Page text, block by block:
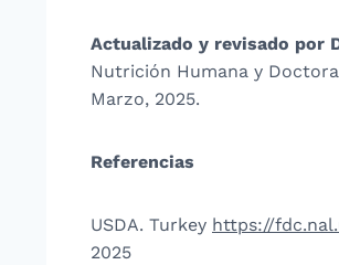
Actualizado y revisado por
Nutrición Humana y
Marzo, 2025.
Referencias
USDA. Turkey https://
2025